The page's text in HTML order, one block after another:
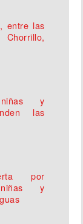
entre las
y
las
por
y